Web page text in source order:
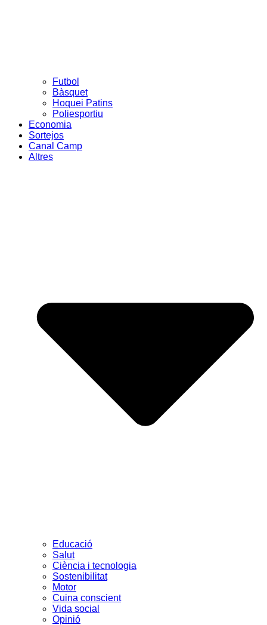
Futbol
Bàsquet
Hoquei Patins
Poliesportiu
Economia
Sortejos
Canal Camp
Altres
Educació
Salut
Ciència i tecnologia
Sostenibilitat
Motor
Cuina conscient
Vida social
Opinió